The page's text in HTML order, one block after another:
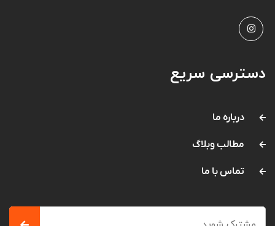
دسترسی سریع
درباره ما
مطالب وبلاگ
تماس با ما